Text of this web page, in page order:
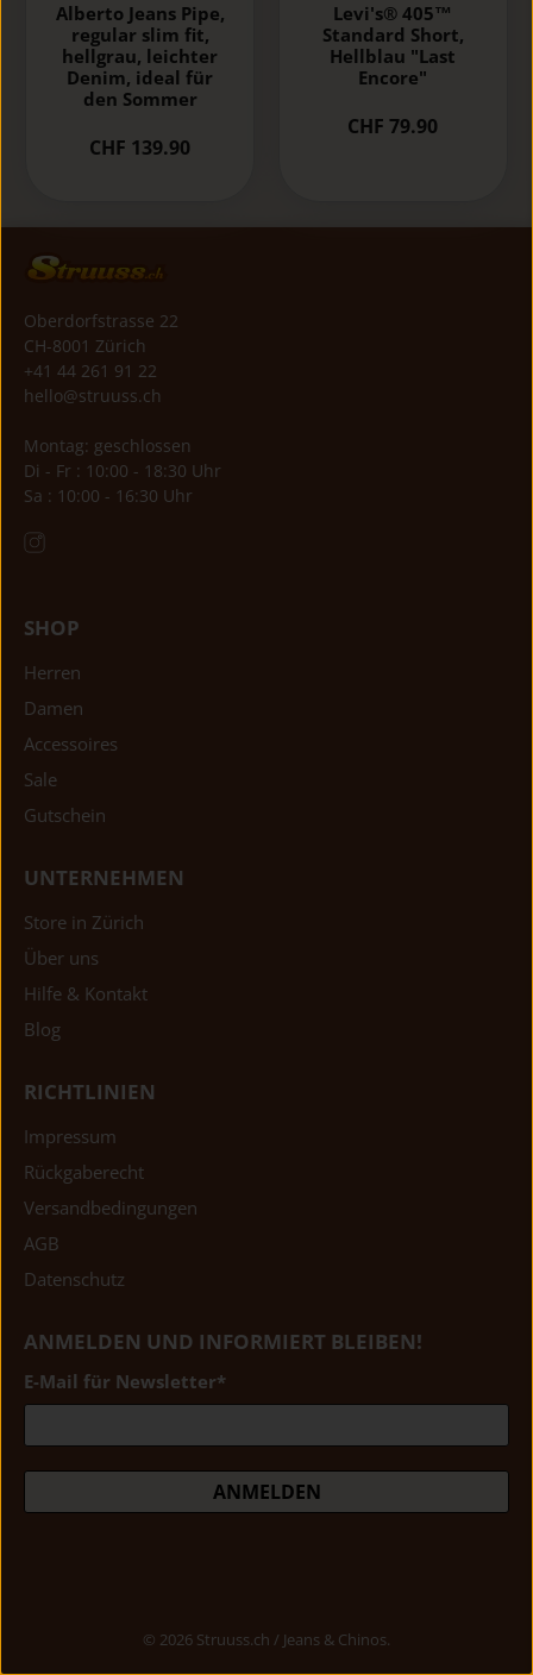
Alberto Jeans Pipe,
regular slim fit,
hellgrau, leichter
Denim, ideal für
den Sommer
CHF 139.90
Levi's® 405™
Standard Short,
Hellblau "Last
Encore"
CHF 79.90
Oberdorfstrasse 22
CH-8001 Zürich
+41 44 261 91 22
hello@struuss.ch
Montag: geschlossen
Di - Fr : 10:00 - 18:30 Uhr
Sa : 10:00 - 16:30 Uhr
SHOP
Herren
Damen
Accessoires
Sale
Gutschein
UNTERNEHMEN
Store in Zürich
Über uns
Hilfe & Kontakt
Blog
RICHTLINIEN
Impressum
Rückgaberecht
Versandbedingungen
AGB
Datenschutz
ANMELDEN UND INFORMIERT BLEIBEN!
E-Mail für Newsletter*
ANMELDEN
© 2026 Struuss.ch / Jeans & Chinos.